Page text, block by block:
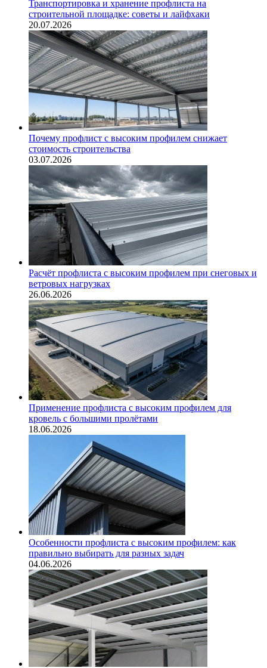
Транспортировка и хранение профлиста на
строительной площадке: советы и лайфхаки
20.07.2026
Почему профлист с высоким профилем снижает
стоимость строительства
03.07.2026
Расчёт профлиста с высоким профилем при снеговых и
ветровых нагрузках
26.06.2026
Применение профлиста с высоким профилем для
кровель с большими пролётами
18.06.2026
Особенности профлиста с высоким профилем: как
правильно выбирать для разных задач
04.06.2026